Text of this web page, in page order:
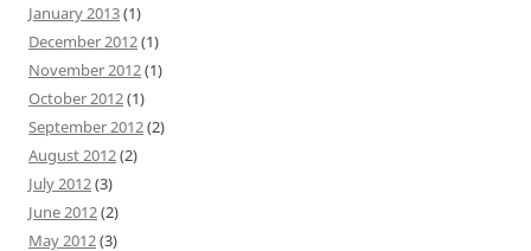
January 2013(1)
December 2012(1)
November 2012(1)
October 2012(1)
September 2012(2)
August 2012(2)
July 2012(3)
June 2012(2)
May 2012(3)